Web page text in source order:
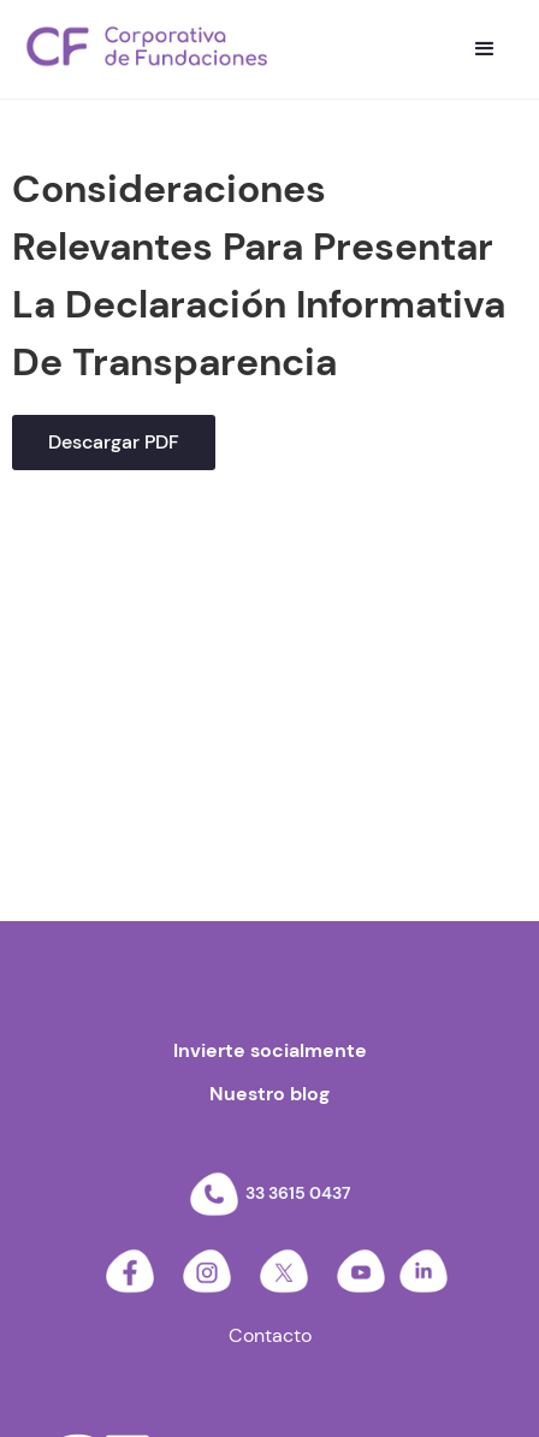
Consideraciones
Relevantes Para Presentar
La Declaración Informativa
De Transparencia
Descargar PDF
Invierte socialmente
Nuestro blog
33 3615 0437
Contacto